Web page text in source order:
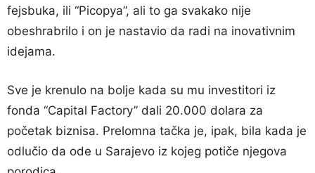
fejsbuka, ili “Picopya”, ali to ga svakako nije
obeshrabrilo i on je nastavio da radi na inovativnim
idejama.
Sve je krenulo na bolje kada su mu investitori iz
fonda “Capital Factory” dali 20.000 dolara za
početak biznisa. Prelomna tačka je, ipak, bila kada je
odlučio da ode u Sarajevo iz kojeg potiče njegova